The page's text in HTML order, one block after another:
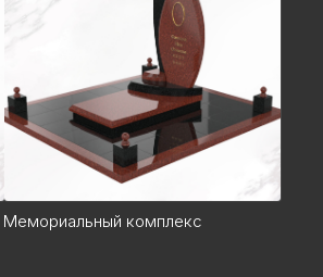
Мемориальный комплекс